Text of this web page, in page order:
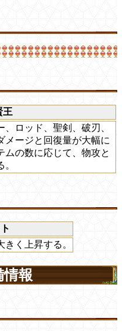
王
ロッド、聖剣、破刃、
メージと回復量が大幅に
ムの数に応じて、物攻と
く上昇する。
情報